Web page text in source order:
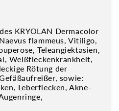
KRYOLAN Dermacolor
flammeus, Vitiligo,
Teleangiektasien,
Weißfleckenkrankheit,
Rötung der
sowie:
Leberflecken, Akne-